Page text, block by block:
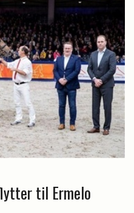
til Ermelo